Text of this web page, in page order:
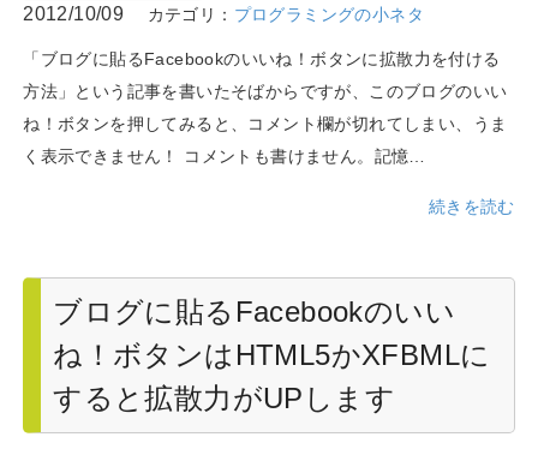
2012/10/09 カテゴリ： プログラミングの小ネタ
「ブログに貼るFacebookのいいね！ボタンに拡散力を付ける
方法」という記事を書いたそばからですが、このブログのいい
ね！ボタンを押してみると、コメント欄が切れてしまい、うま
く表示できません！ コメントも書けません。記憶…
続きを読む
ブログに貼るFacebookのいい
ね！ボタンはHTML5かXFBMLに
すると拡散力がUPします